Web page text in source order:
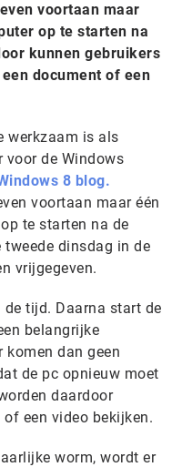
voortaan maar
op te starten na
kunnen gebruikers
document of een
werkzaam is als
de Windows
8 blog.
voortaan maar één
te starten na de
dinsdag in de
vrijgegeven.
de tijd. Daarna start de
belangrijke
komen dan geen
de pc opnieuw moet
daardoor
een video bekijken.
worm, wordt er